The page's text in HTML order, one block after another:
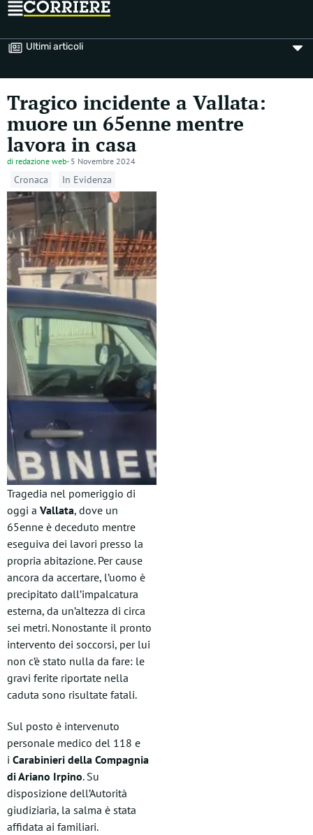
Ultimi articoli
Tragico incidente a Vallata:
muore un 65enne mentre
lavora in casa
di redazione web- 5 Novembre 2024
Cronaca In Evidenza
Tragedia nel pomeriggio di
oggi a Vallata, dove un
65enne è deceduto mentre
eseguiva dei lavori presso la
propria abitazione. Per cause
ancora da accertare, l’uomo è
precipitato dall’impalcatura
esterna, da un’altezza di circa
sei metri. Nonostante il pronto
intervento dei soccorsi, per lui
non c’è stato nulla da fare: le
gravi ferite riportate nella
caduta sono risultate fatali.
Sul posto è intervenuto
personale medico del 118 e
i Carabinieri della Compagnia
di Ariano Irpino. Su
disposizione dell’Autorità
giudiziaria, la salma è stata
affidata ai familiari.